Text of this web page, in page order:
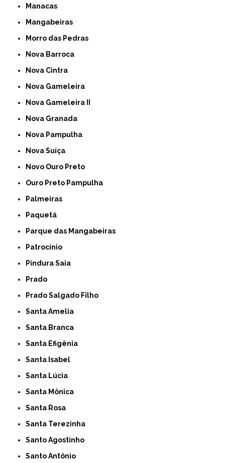
Manacas
Mangabeiras
Morro das Pedras
Nova Barroca
Nova Cintra
Nova Gameleira
Nova Gameleira II
Nova Granada
Nova Pampulha
Nova Suíça
Novo Ouro Preto
Ouro Preto Pampulha
Palmeiras
Paquetá
Parque das Mangabeiras
Patrocínio
Pindura Saia
Prado
Prado Salgado Filho
Santa Amelia
Santa Branca
Santa Efigênia
Santa Isabel
Santa Lúcia
Santa Mônica
Santa Rosa
Santa Terezinha
Santo Agostinho
Santo Antônio